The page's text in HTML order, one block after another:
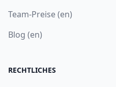
Team-Preise (en)
Blog (en)
RECHTLICHES